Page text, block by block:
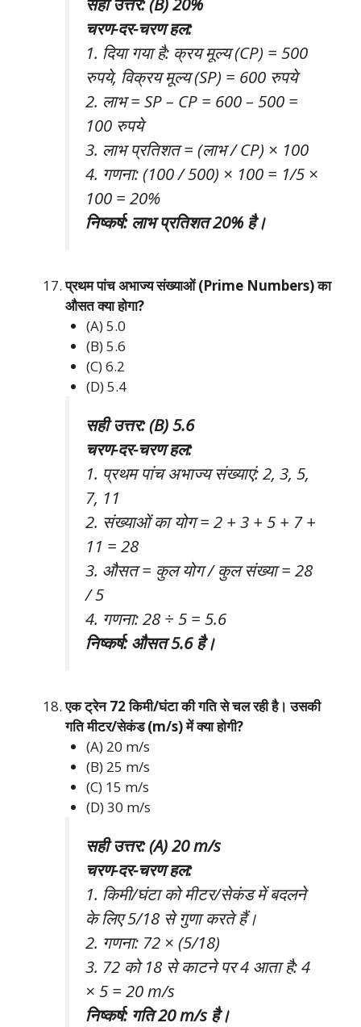
चरण-दर-चरण हल:
1. दिया गया है: क्रय मूल्य (CP) = 500
रुपये, विक्रय मूल्य (SP) = 600 रुपये
2. लाभ = SP – CP = 600 – 500 =
100 रुपये
3. लाभ प्रतिशत = (लाभ / CP) × 100
4. गणना: (100 / 500) × 100 = 1/5 ×
100 = 20%
निष्कर्ष: लाभ प्रतिशत 20% है।
प्रथम पांच अभाज्य संख्याओं (Prime Numbers) का
औसत क्या होगा?
(A) 5.0
(B) 5.6
(C) 6.2
(D) 5.4
सही उत्तर: (B) 5.6
चरण-दर-चरण हल:
1. प्रथम पांच अभाज्य संख्याएं: 2, 3, 5,
7, 11
2. संख्याओं का योग = 2 + 3 + 5 + 7 +
11 = 28
3. औसत = कुल योग / कुल संख्या = 28
/ 5
4. गणना: 28 ÷ 5 = 5.6
निष्कर्ष: औसत 5.6 है।
एक ट्रेन 72 किमी/घंटा की गति से चल रही है। उसकी
गति मीटर/सेकंड (m/s) में क्या होगी?
(A) 20 m/s
(B) 25 m/s
(C) 15 m/s
(D) 30 m/s
सही उत्तर: (A) 20 m/s
चरण-दर-चरण हल:
1. किमी/घंटा को मीटर/सेकंड में बदलने
के लिए 5/18 से गुणा करते हैं।
2. गणना: 72 × (5/18)
3. 72 को 18 से काटने पर 4 आता है: 4
× 5 = 20 m/s
निष्कर्ष: गति 20 m/s है।